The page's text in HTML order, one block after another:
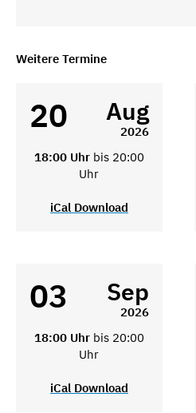
Weitere Termine
20 Aug
2026
18:00 Uhr bis 20:00
Uhr
iCal Download
03 Sep
2026
18:00 Uhr bis 20:00
Uhr
iCal Download